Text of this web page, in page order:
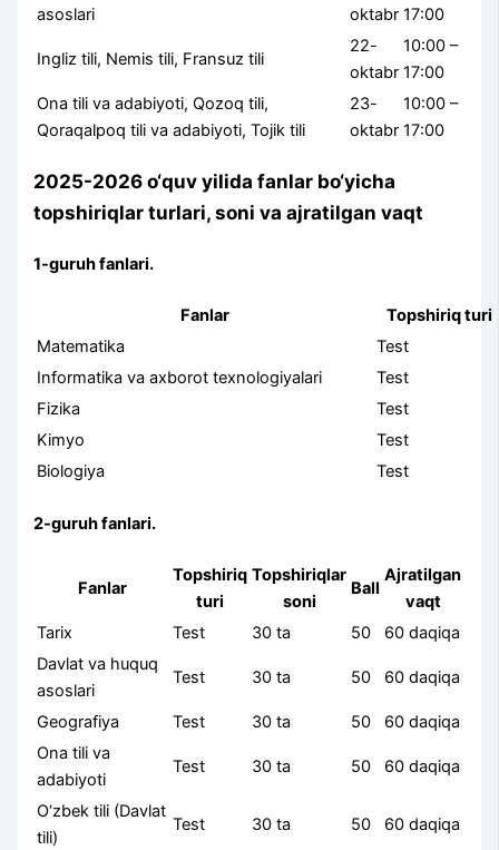
asoslari
oktabr 17:00
Ingliz tili, Nemis tili, Fransuz tili
22-
oktabr
10:00 –
17:00
Ona tili va adabiyoti, Qozoq tili,
Qoraqalpoq tili va adabiyoti, Tojik tili
23-
oktabr
10:00 –
17:00
2025-2026 o‘quv yilida fanlar bo‘yicha
topshiriqlar turlari, soni va ajratilgan vaqt
1-guruh fanlari.
Fanlar
Topshiriq turi
Matematika
Test
Informatika va axborot texnologiyalari
Test
Fizika
Test
Kimyo
Test
Biologiya
Test
2-guruh fanlari.
Fanlar
Topshiriq
turi
Topshiriqlar
soni
Ball
Ajratilgan
vaqt
Tarix
Test 30 ta 50
60 daqiqa
Davlat va huquq
asoslari
Test 30 ta 50 60 daqiqa
Geografiya Test 30 ta 50
60 daqiqa
Ona tili va
adabiyoti
Test 30 ta 50 60 daqiqa
O‘zbek tili (Davlat
tili)
Test 30 ta 50 60 daqiqa